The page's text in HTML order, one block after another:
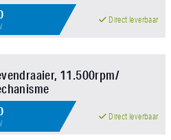
Direct leverbaar
11.500rpm/
Direct leverbaar